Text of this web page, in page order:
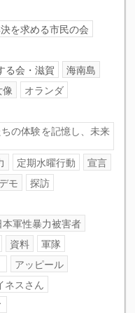
を求める市民の会
る会・滋賀
海南島
像
オランダ
の体験を記憶し、未来
定期水曜行動
宣言
モ
探訪
本軍性暴力被害者
資料
軍隊
アッピール
ネスさん